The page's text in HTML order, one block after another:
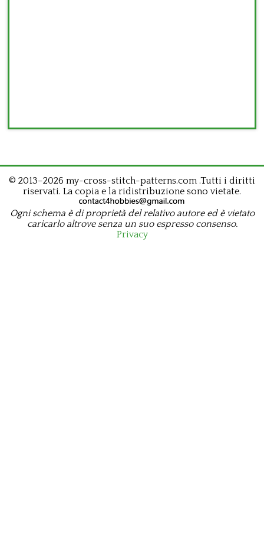
© 2013–2026 my-cross-stitch-patterns.com .Tutti i diritti
riservati. La copia e la ridistribuzione sono vietate.
Ogni schema è di proprietà del relativo autore ed è vietato
caricarlo altrove senza un suo espresso consenso.
Privacy